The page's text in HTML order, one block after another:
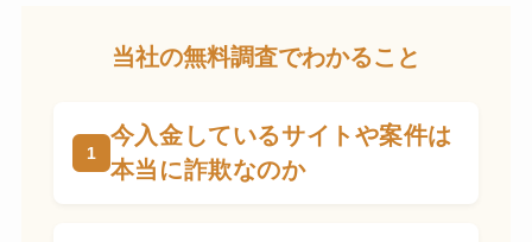
当社の無料調査でわかること
今入金しているサイトや案件は
本当に詐欺なのか